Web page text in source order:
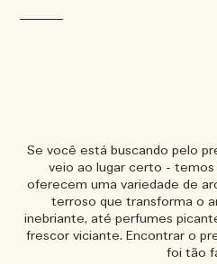
Se você está buscando pelo
veio ao lugar certo -
oferecem uma variedade de
terroso que transforma o
inebriante, até perfumes
frescor viciante. Encontrar o
foi tão